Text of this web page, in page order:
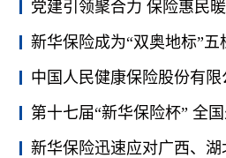
新华保险成为“双奥地标”
第十七届“新华保险杯” 全
新华保险迅速应对广西、